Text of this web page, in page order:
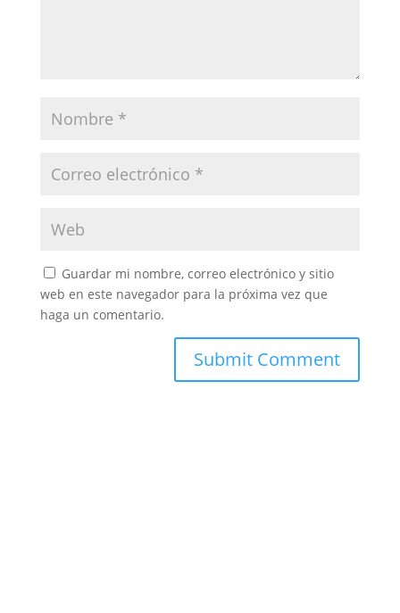
Guardar mi nombre, correo electrónico y sitio
web en este navegador para la próxima vez que
haga un comentario.